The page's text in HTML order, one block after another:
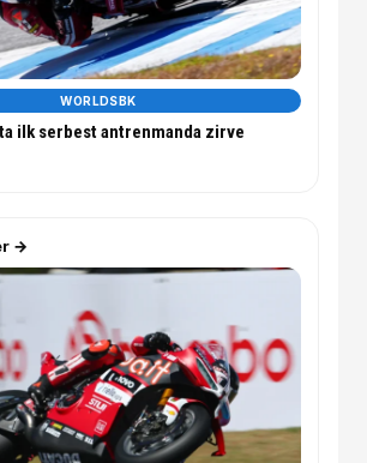
WORLDSBK
ilk serbest antrenmanda zirve
→